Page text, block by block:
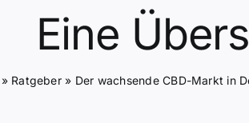
Eine
» Ratgeber» Der wachsende CBD-Markt in